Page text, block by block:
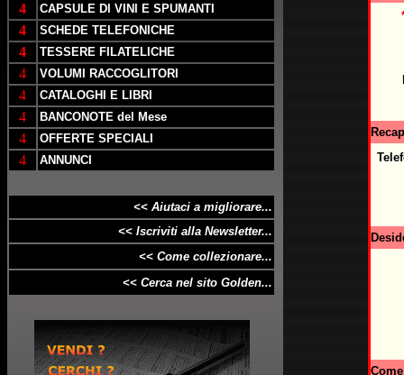
4 CAPSULE DI VINI E SPUMANTI
4 SCHEDE TELEFONICHE
4 TESSERE FILATELICHE
4 VOLUMI RACCOGLITORI
4 CATALOGHI E LIBRI
4 BANCONOTE del Mese
4 OFFERTE SPECIALI
4 ANNUNCI
<< Aiutaci a migliorare...
<< Iscriviti alla Newsletter...
<< Come collezionare...
<< Cerca nel sito Golden...